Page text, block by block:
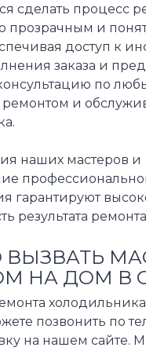
сделать процесс
прозрачным и
доступ к
заказа и
по
ремонтом и
наших мастеров и
гарантируют
результата
НА ДОМ В
позвонить по
на нашем сайте.